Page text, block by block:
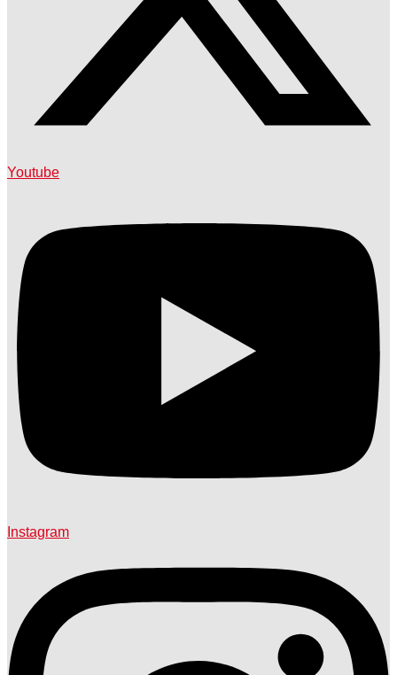
Youtube
Instagram